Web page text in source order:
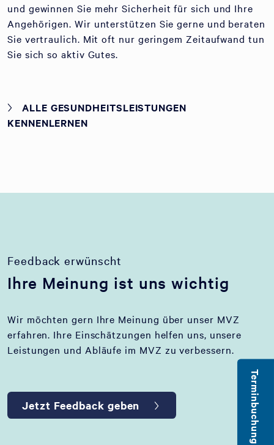
und gewinnen Sie mehr Sicherheit für sich und Ihre
Angehörigen. Wir unterstützen Sie gerne und beraten
Sie vertraulich. Mit oft nur geringem Zeitaufwand tun
Sie sich so aktiv Gutes.
ALLE GESUNDHEITSLEISTUNGEN
KENNENLERNEN
Feedback erwünscht
Ihre Meinung ist uns wichtig
Wir möchten gern Ihre Meinung über unser MVZ
erfahren. Ihre Einschätzungen helfen uns, unsere
Leistungen und Abläufe im MVZ zu verbessern.
Jetzt Feedback geben Terminbuchung